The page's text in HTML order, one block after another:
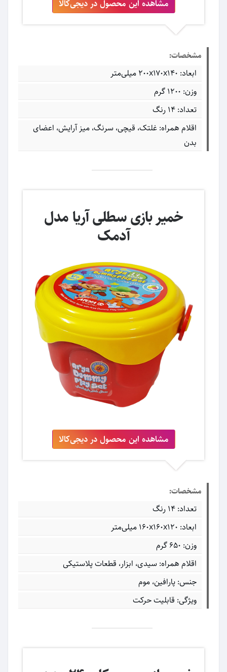
مشاهده این محصول در دیجی‌کالا
مشخصات:
ابعاد: ۲۰۰x۱۷۰x۱۴۰ میلی‌متر
وزن: 1200 گرم
تعداد: 14 رنگ
اقلام همراه: غلتک، قیچی، سرنگ، میز آرایش، اعضای
بدن
خمیر بازی سطلی آریا مدل
آدمک
مشاهده این محصول در دیجی‌کالا
مشخصات:
تعداد: 14 رنگ
ابعاد: ۱۶۰x۱۶۰x۱۲۰ میلی‌متر
وزن: 650 گرم
اقلام همراه: سیدی، ابزار، قطعات پلاستیکی
جنس: پارافین، موم
ویژگی: قابلیت حرکت